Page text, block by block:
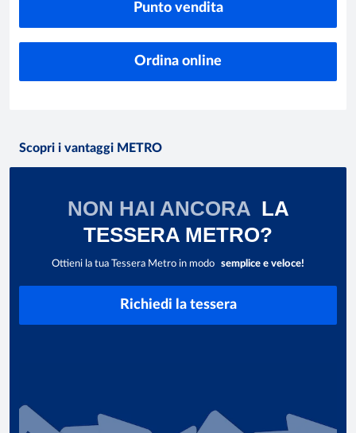
Punto vendita
Ordina online
Scopri i vantaggi METRO
NON HAI ANCORA LA
TESSERA METRO?
Ottieni la tua Tessera Metro in modo semplice e veloce!
Richiedi la tessera